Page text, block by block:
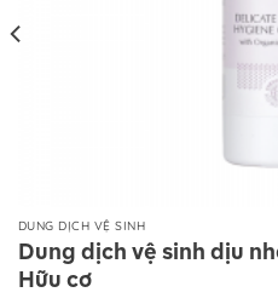
DUNG DỊCH VỆ SINH
Dung dịch vệ sinh dịu
Hữu cơ